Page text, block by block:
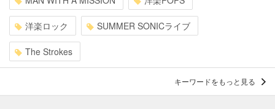
洋楽ロック SUMMER SONICライブ
The Strokes
キーワードをもっと見る